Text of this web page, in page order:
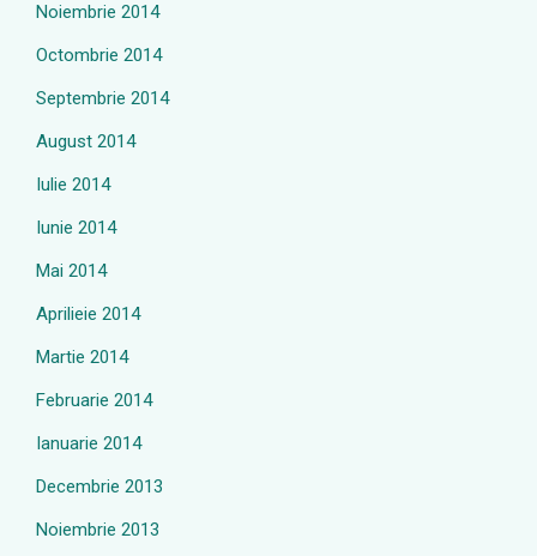
Noiembrie 2014
Octombrie 2014
Septembrie 2014
August 2014
Iulie 2014
Iunie 2014
Mai 2014
Aprilieie 2014
Martie 2014
Februarie 2014
Ianuarie 2014
Decembrie 2013
Noiembrie 2013